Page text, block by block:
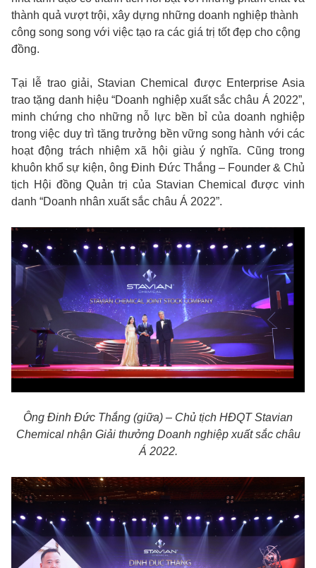
thành quả vượt trội, xây dựng những doanh nghiệp thành
công song song với việc tạo ra các giá trị tốt đẹp cho cộng
đồng.
Tại lễ trao giải, Stavian Chemical được Enterprise Asia
trao tặng danh hiệu “Doanh nghiệp xuất sắc châu Á 2022”,
minh chứng cho những nỗ lực bền bỉ của doanh nghiệp
trong việc duy trì tăng trưởng bền vững song hành với các
hoạt động trách nhiệm xã hội giàu ý nghĩa. Cũng trong
khuôn khổ sự kiện, ông Đinh Đức Thắng – Founder & Chủ
tịch Hội đồng Quản trị của Stavian Chemical được vinh
danh “Doanh nhân xuất sắc châu Á 2022”.
Ông Đinh Đức Thắng (giữa) – Chủ tịch HĐQT Stavian
Chemical nhận Giải thưởng Doanh nghiệp xuất sắc châu
Á 2022.